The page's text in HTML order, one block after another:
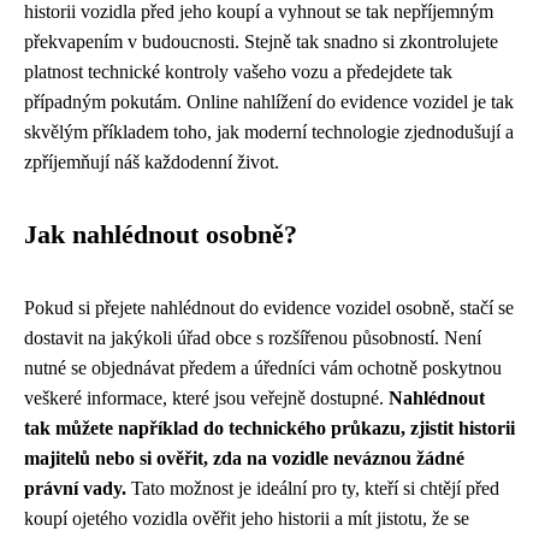
historii vozidla před jeho koupí a vyhnout se tak nepříjemným
překvapením v budoucnosti. Stejně tak snadno si zkontrolujete
platnost technické kontroly vašeho vozu a předejdete tak
případným pokutám. Online nahlížení do evidence vozidel je tak
skvělým příkladem toho, jak moderní technologie zjednodušují a
zpříjemňují náš každodenní život.
Jak nahlédnout osobně?
Pokud si přejete nahlédnout do evidence vozidel osobně, stačí se
dostavit na jakýkoli úřad obce s rozšířenou působností. Není
nutné se objednávat předem a úředníci vám ochotně poskytnou
veškeré informace, které jsou veřejně dostupné. Nahlédnout
tak můžete například do technického průkazu, zjistit historii
majitelů nebo si ověřit, zda na vozidle neváznou žádné
právní vady. Tato možnost je ideální pro ty, kteří si chtějí před
koupí ojetého vozidla ověřit jeho historii a mít jistotu, že se